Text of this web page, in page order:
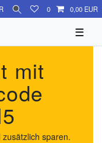
0 0,00 EUR
☰
mit
sparen.